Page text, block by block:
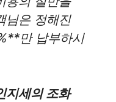
님은 정해진
만 납부하시
지세의 조화